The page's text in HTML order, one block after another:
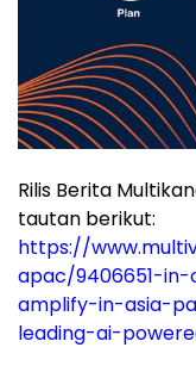
Rilis Berita
tautan berikut:
https://
apac/9406651-
amplify-in-asia-
leading-ai-